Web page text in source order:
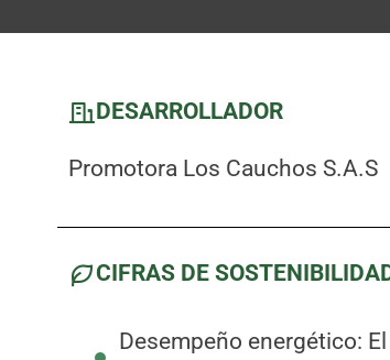
DESARROLLADOR
Promotora Los Cauchos S.A.S
CIFRAS DE
Desempeño energético: El